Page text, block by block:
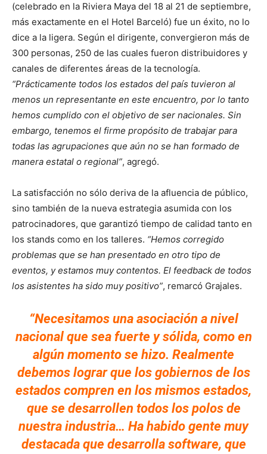
(celebrado en la Riviera Maya del 18 al 21 de septiembre,
más exactamente en el Hotel Barceló) fue un éxito, no lo
dice a la ligera. Según el dirigente, convergieron más de
300 personas, 250 de las cuales fueron distribuidores y
canales de diferentes áreas de la tecnología.
“Prácticamente todos los estados del país tuvieron al
menos un representante en este encuentro, por lo tanto
hemos cumplido con el objetivo de ser nacionales. Sin
embargo, tenemos el firme propósito de trabajar para
todas las agrupaciones que aún no se han formado de
manera estatal o regional”, agregó.
La satisfacción no sólo deriva de la afluencia de público,
sino también de la nueva estrategia asumida con los
patrocinadores, que garantizó tiempo de calidad tanto en
los stands como en los talleres. “Hemos corregido
problemas que se han presentado en otro tipo de
eventos, y estamos muy contentos. El feedback de todos
los asistentes ha sido muy positivo”, remarcó Grajales.
“Necesitamos una asociación a nivel
nacional que sea fuerte y sólida, como en
algún momento se hizo. Realmente
debemos lograr que los gobiernos de los
estados compren en los mismos estados,
que se desarrollen todos los polos de
nuestra industria… Ha habido gente muy
destacada que desarrolla software, que